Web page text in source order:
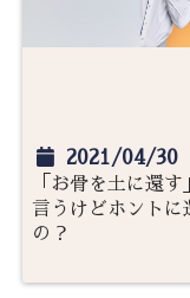
2021/04/30
「お骨を土に還す
言うけどホントに
の？